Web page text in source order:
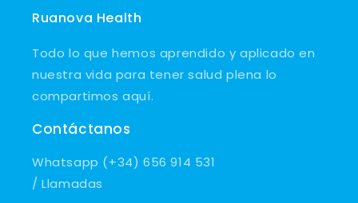
Ruanova Health
Todo lo que hemos aprendido y aplicado en
nuestra vida para tener salud plena lo
compartimos aquí.
Contáctanos
Whatsapp (+34) 656 914 531
/ Llamadas